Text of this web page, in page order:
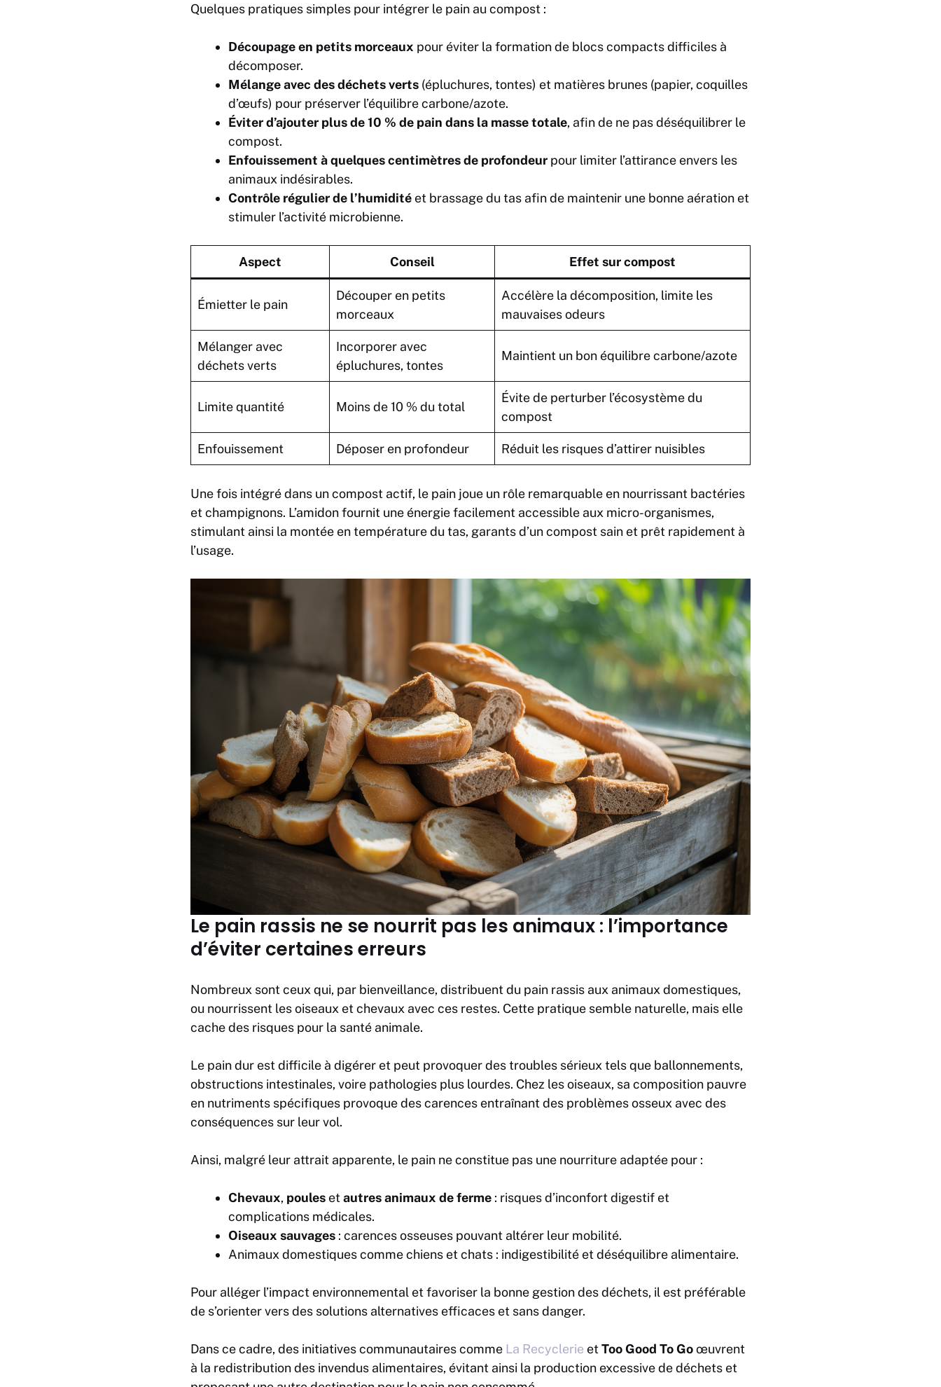
Quelques pratiques simples pour intégrer le pain au compost :
Découpage en petits morceaux pour éviter la formation de blocs compacts difficiles à
décomposer.
Mélange avec des déchets verts (épluchures, tontes) et matières brunes (papier, coquilles
d’œufs) pour préserver l’équilibre carbone/azote.
Éviter d’ajouter plus de 10 % de pain dans la masse totale, afin de ne pas déséquilibrer le
compost.
Enfouissement à quelques centimètres de profondeur pour limiter l’attirance envers les
animaux indésirables.
Contrôle régulier de l’humidité et brassage du tas afin de maintenir une bonne aération et
stimuler l’activité microbienne.
Aspect Conseil Effet sur compost
Émietter le pain
Découper en petits
morceaux
Accélère la décomposition, limite les
mauvaises odeurs
Mélanger avec
déchets verts
Incorporer avec
épluchures, tontes
Maintient un bon équilibre carbone/azote
Limite quantité Moins de 10 % du total
Évite de perturber l’écosystème du
compost
Enfouissement Déposer en profondeur Réduit les risques d’attirer nuisibles
Une fois intégré dans un compost actif, le pain joue un rôle remarquable en nourrissant bactéries
et champignons. L’amidon fournit une énergie facilement accessible aux micro-organismes,
stimulant ainsi la montée en température du tas, garants d’un compost sain et prêt rapidement à
l’usage.
Le pain rassis ne se nourrit pas les animaux : l’importance
d’éviter certaines erreurs
Nombreux sont ceux qui, par bienveillance, distribuent du pain rassis aux animaux domestiques,
ou nourrissent les oiseaux et chevaux avec ces restes. Cette pratique semble naturelle, mais elle
cache des risques pour la santé animale.
Le pain dur est difficile à digérer et peut provoquer des troubles sérieux tels que ballonnements,
obstructions intestinales, voire pathologies plus lourdes. Chez les oiseaux, sa composition pauvre
en nutriments spécifiques provoque des carences entraînant des problèmes osseux avec des
conséquences sur leur vol.
Ainsi, malgré leur attrait apparente, le pain ne constitue pas une nourriture adaptée pour :
Chevaux, poules etautres animaux de ferme : risques d’inconfort digestif et
complications médicales.
Oiseaux sauvages : carences osseuses pouvant altérer leur mobilité.
Animaux domestiques comme chiens et chats : indigestibilité et déséquilibre alimentaire.
Pour alléger l’impact environnemental et favoriser la bonne gestion des déchets, il est préférable
de s’orienter vers des solutions alternatives efficaces et sans danger.
Dans ce cadre, des initiatives communautaires comme La Recyclerie etToo Good To Goœuvrent
à la redistribution des invendus alimentaires, évitant ainsi la production excessive de déchets et